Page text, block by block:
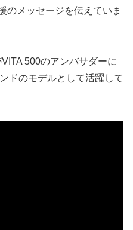
のメッセージを伝えていま
500のアンバサダーに
ドのモデルとして活躍して